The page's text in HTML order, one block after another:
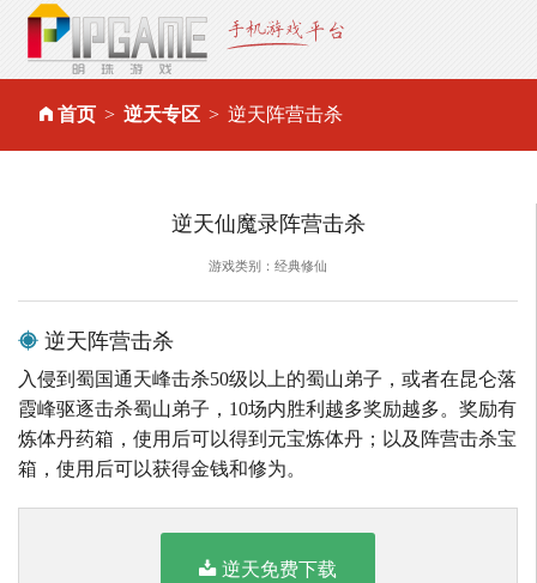
首页 逆天专区 逆天阵营击杀
逆天仙魔录阵营击杀
游戏类别：经典修仙
逆天阵营击杀
入侵到蜀国通天峰击杀50级以上的蜀山弟子，或者在昆仑落
霞峰驱逐击杀蜀山弟子，10场内胜利越多奖励越多。奖励有
炼体丹药箱，使用后可以得到元宝炼体丹；以及阵营击杀宝
箱，使用后可以获得金钱和修为。
逆天免费下载